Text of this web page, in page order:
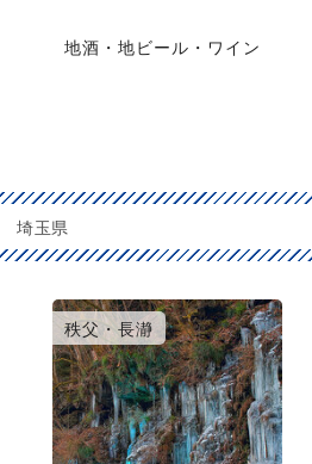
地酒・地ビール・ワイン
埼玉県
秩父・長瀞